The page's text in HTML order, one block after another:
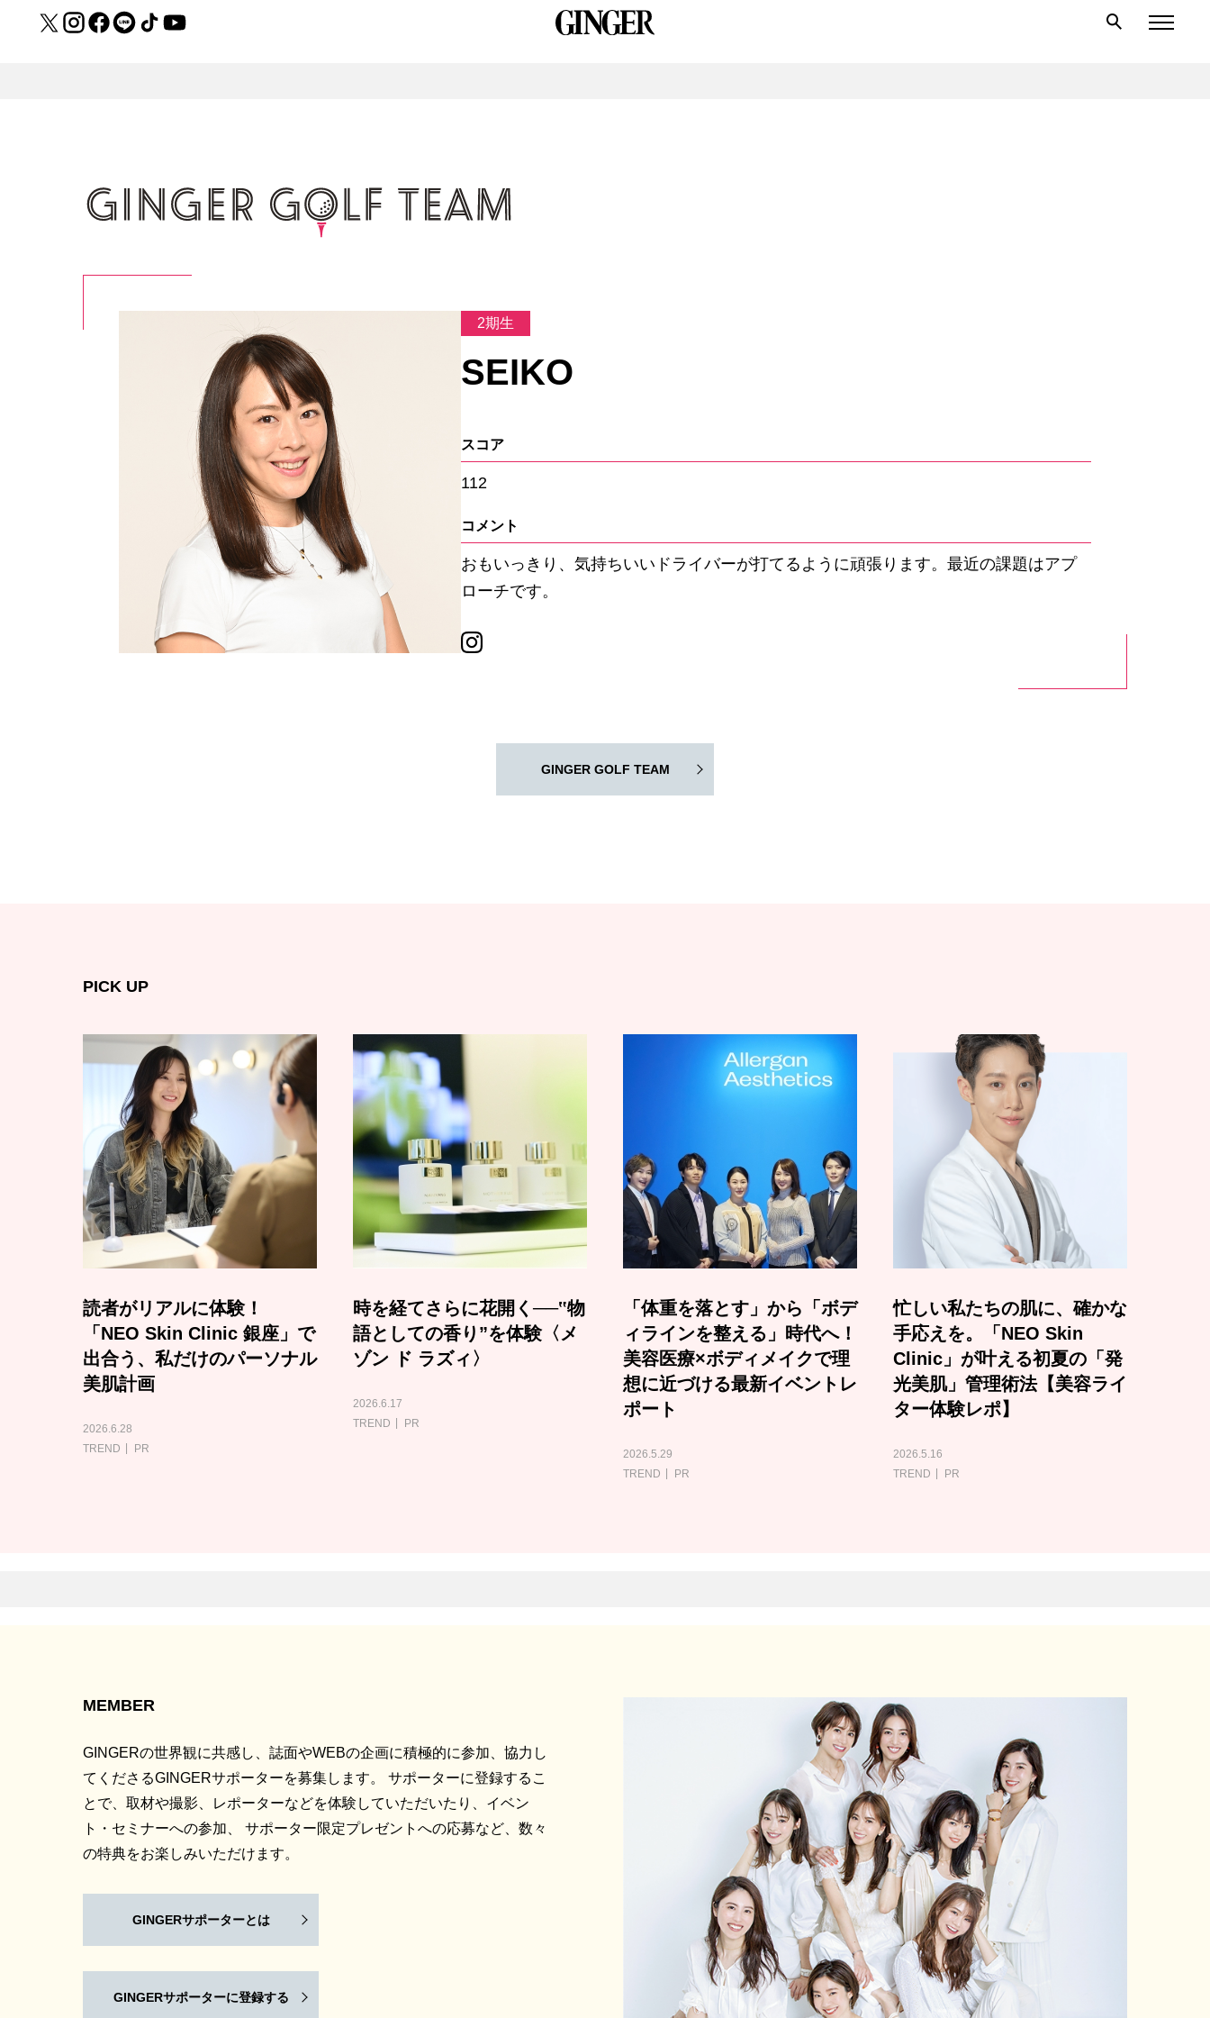
2期生
SEIKO
スコア
112
コメント
おもいっきり、気持ちいいドライバーが打てるように頑張ります。最近の課題はアプ
ローチです。
GINGER GOLF TEAM
PICK UP
読者がリアルに体験！
「NEO Skin Clinic 銀座」で
出合う、私だけのパーソナル
美肌計画
2026.6.28
TREND
PR
時を経てさらに花開く──‟物
語としての香り”を体験〈メ
ゾン ド ラズィ〉
2026.6.17
TREND
PR
「体重を落とす」から「ボデ
ィラインを整える」時代へ！
美容医療×ボディメイクで理
想に近づける最新イベントレ
ポート
2026.5.29
TREND
PR
忙しい私たちの肌に、確かな
手応えを。「NEO Skin
Clinic」が叶える初夏の「発
光美肌」管理術法【美容ライ
ター体験レポ】
2026.5.16
TREND
PR
MEMBER
GINGERの世界観に共感し、誌面やWEBの企画に積極的に参加、協力し
てくださるGINGERサポーターを募集します。 サポーターに登録するこ
とで、取材や撮影、レポーターなどを体験していただいたり、イベン
ト・セミナーへの参加、 サポーター限定プレゼントへの応募など、数々
の特典をお楽しみいただけます。
GINGERサポーターとは
GINGERサポーターに登録する